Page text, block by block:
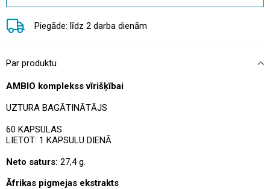
Piegāde: līdz 2 darba dienām
Par produktu
AMBIO komplekss vīrišķībai
UZTURA BAGĀTINĀTĀJS
60 KAPSULAS
LIETOT: 1 KAPSULU DIENĀ
Neto saturs: 27,4 g.
Āfrikas pigmejas ekstrakts